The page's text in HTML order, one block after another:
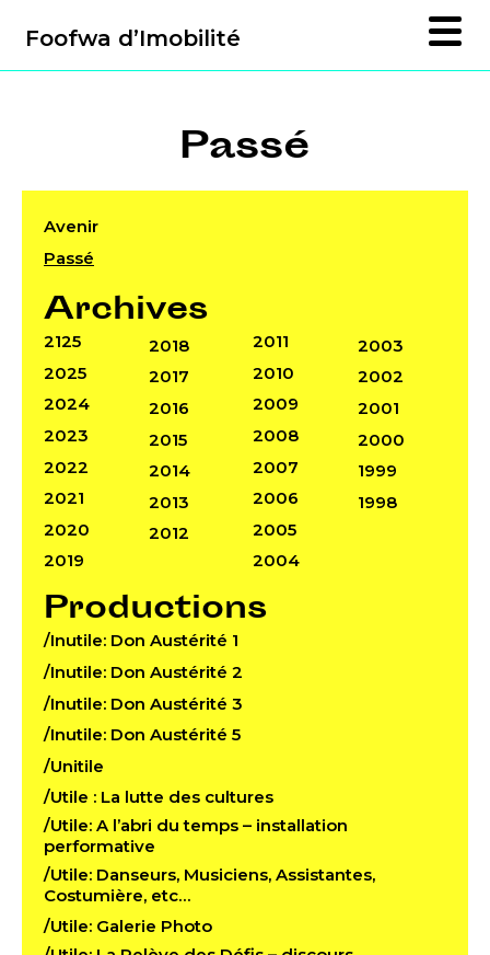
Foofwa d’Imobilité
Passé
Avenir
Passé
Archives
2125
2025
2024
2023
2022
2021
2020
2019
2018
2017
2016
2015
2014
2013
2012
2011
2010
2009
2008
2007
2006
2005
2004
2003
2002
2001
2000
1999
1998
Productions
/Inutile: Don Austérité 1
/Inutile: Don Austérité 2
/Inutile: Don Austérité 3
/Inutile: Don Austérité 5
/Unitile
/Utile : La lutte des cultures
/Utile: A l’abri du temps – installation
performative
/Utile: Danseurs, Musiciens, Assistantes,
Costumière, etc…
/Utile: Galerie Photo